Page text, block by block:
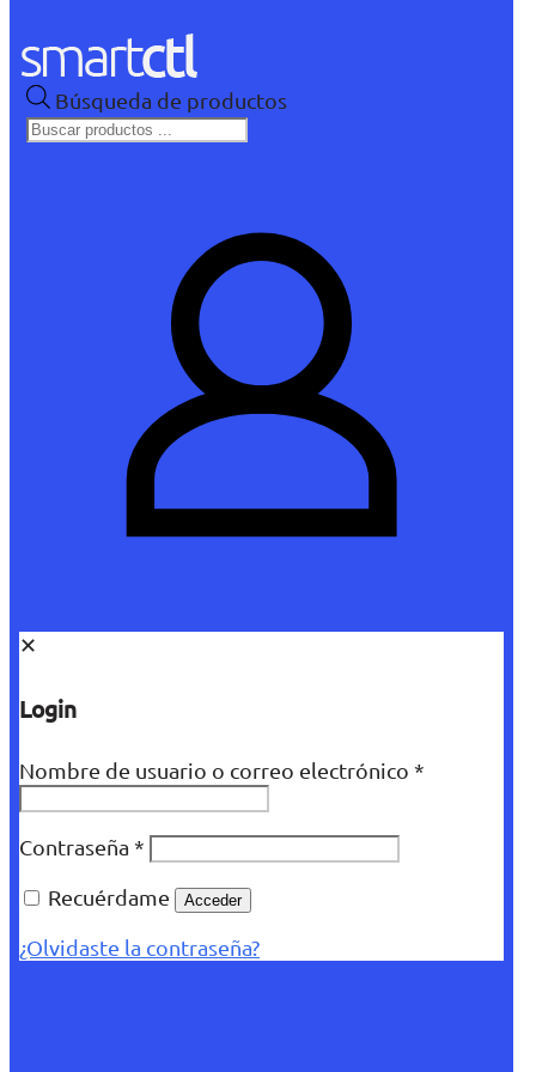
Búsqueda de productos
✕
Login
Nombre de usuario o correo electrónico *
Contraseña *
Recuérdame
Acceder
¿Olvidaste la contraseña?